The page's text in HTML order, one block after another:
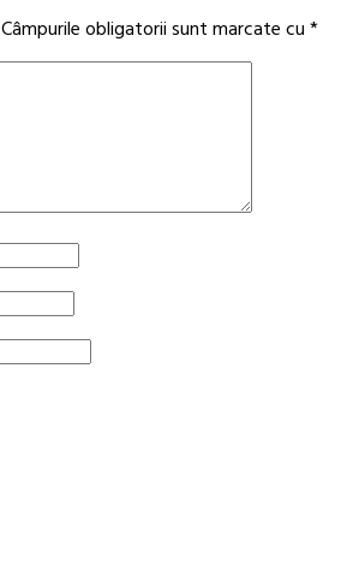
Câmpurile obligatorii sunt marcate cu *